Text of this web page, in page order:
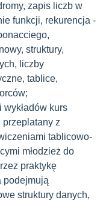
zapis liczb w
funkcji, rekurencja -
struktury,
liczby
tablice,
kurs
z
tablicowo-
młodzież do
praktykę
podejmują
struktury danych,